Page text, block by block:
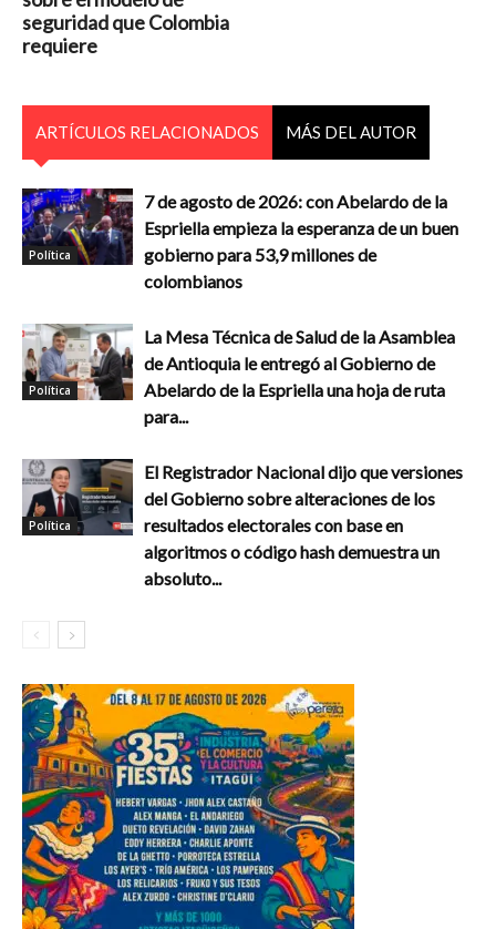
seguridad que Colombia
requiere
ARTÍCULOS RELACIONADOS MÁS DEL AUTOR
Política
7 de agosto de 2026: con Abelardo de la
Espriella empieza la esperanza de un buen
gobierno para 53,9 millones de
colombianos
Política
La Mesa Técnica de Salud de la Asamblea
de Antioquia le entregó al Gobierno de
Abelardo de la Espriella una hoja de ruta
para...
Política
El Registrador Nacional dijo que versiones
del Gobierno sobre alteraciones de los
resultados electorales con base en
algoritmos o código hash demuestra un
absoluto...